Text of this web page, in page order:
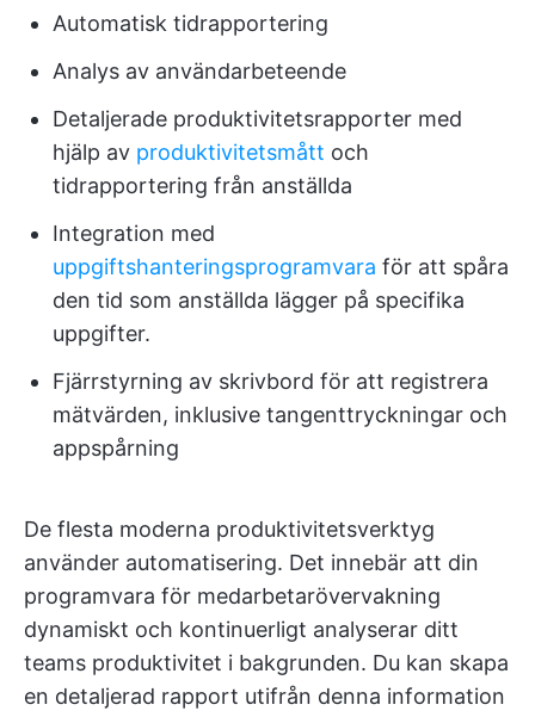
Automatisk tidrapportering
Analys av användarbeteende
Detaljerade produktivitetsrapporter med
hjälp av produktivitetsmått och
tidrapportering från anställda
Integration med
uppgiftshanteringsprogramvara för att spåra
den tid som anställda lägger på specifika
uppgifter.
Fjärrstyrning av skrivbord för att registrera
mätvärden, inklusive tangenttryckningar och
appspårning
De flesta moderna produktivitetsverktyg
använder automatisering. Det innebär att din
programvara för medarbetarövervakning
dynamiskt och kontinuerligt analyserar ditt
teams produktivitet i bakgrunden. Du kan skapa
en detaljerad rapport utifrån denna information